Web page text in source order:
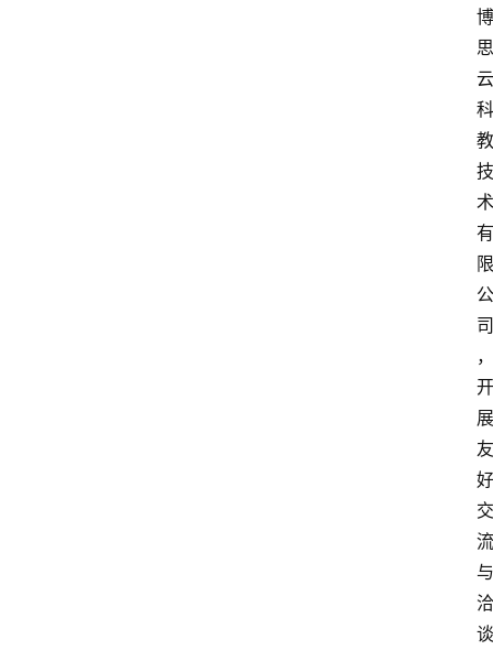
博
思
云
科
教
技
术
有
限
公
司
，
开
展
友
好
交
流
与
洽
谈